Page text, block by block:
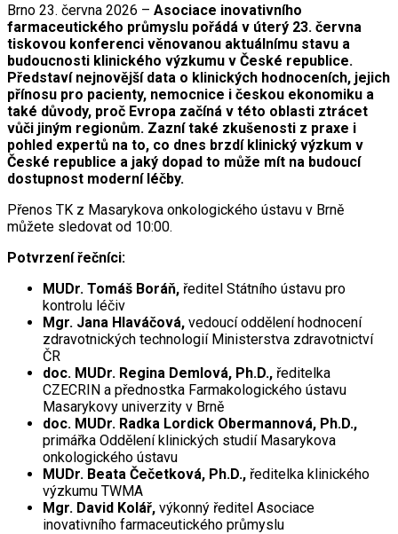
Brno 23. června 2026 – Asociace inovativního
farmaceutického průmyslu pořádá v úterý 23. června
tiskovou konferenci věnovanou aktuálnímu stavu a
budoucnosti klinického výzkumu v České republice.
Představí nejnovější data o klinických hodnoceních, jejich
přínosu pro pacienty, nemocnice i českou ekonomiku a
také důvody, proč Evropa začíná v této oblasti ztrácet
vůči jiným regionům. Zazní také zkušenosti z praxe i
pohled expertů na to, co dnes brzdí klinický výzkum v
České republice a jaký dopad to může mít na budoucí
dostupnost moderní léčby.
Přenos TK z Masarykova onkologického ústavu v Brně
můžete sledovat od 10:00.
Potvrzení řečníci:
MUDr. Tomáš Boráň, ředitel Státního ústavu pro
kontrolu léčiv
Mgr. Jana Hlaváčová, vedoucí oddělení hodnocení
zdravotnických technologií Ministerstva zdravotnictví
ČR
doc. MUDr. Regina Demlová, Ph.D., ředitelka
CZECRIN a přednostka Farmakologického ústavu
Masarykovy univerzity v Brně
doc. MUDr. Radka Lordick Obermannová, Ph.D.,
primářka Oddělení klinických studií Masarykova
onkologického ústavu
MUDr. Beata Čečetková, Ph.D., ředitelka klinického
výzkumu TWMA
Mgr. David Kolář, výkonný ředitel Asociace
inovativního farmaceutického průmyslu